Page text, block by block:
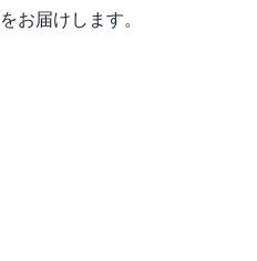
お届けします。